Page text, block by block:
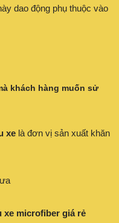
dao động phụ thuộc vào
khách hàng muốn sử
xe là đơn vị sản xuất khăn
xe microfiber giá rẻ